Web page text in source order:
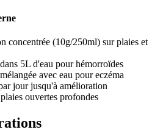
concentrée (10g/250ml) sur plaies et
5L d'eau pour hémorroïdes
avec eau pour eczéma
jour jusqu'à amélioration
ouvertes profondes